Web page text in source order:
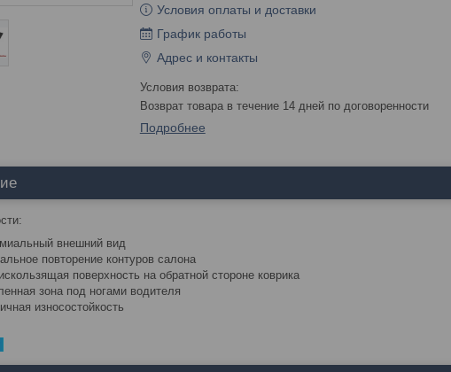
Условия оплаты и доставки
График работы
Адрес и контакты
возврат товара в течение 14 дней по договоренности
Подробнее
внешний вид
повторение контуров салона
поверхность на обратной стороне коврика
зона под ногами водителя
износостойкость